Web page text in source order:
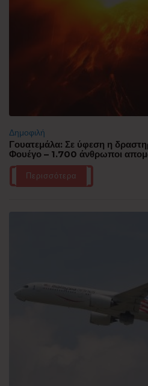
Δημοφιλή
Γουατεμάλα: Σε ύφεση η
Φουέγο – 1.700 άνθρωποι
Περισσότερα